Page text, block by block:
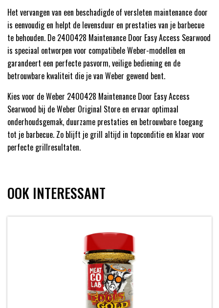
Het vervangen van een beschadigde of versleten maintenance door
is eenvoudig en helpt de levensduur en prestaties van je barbecue
te behouden. De 2400428 Maintenance Door Easy Access Searwood
is speciaal ontworpen voor compatibele Weber-modellen en
garandeert een perfecte pasvorm, veilige bediening en de
betrouwbare kwaliteit die je van Weber gewend bent.
Kies voor de Weber 2400428 Maintenance Door Easy Access
Searwood bij de Weber Original Store en ervaar optimaal
onderhoudsgemak, duurzame prestaties en betrouwbare toegang
tot je barbecue. Zo blijft je grill altijd in topconditie en klaar voor
perfecte grillresultaten.
OOK INTERESSANT